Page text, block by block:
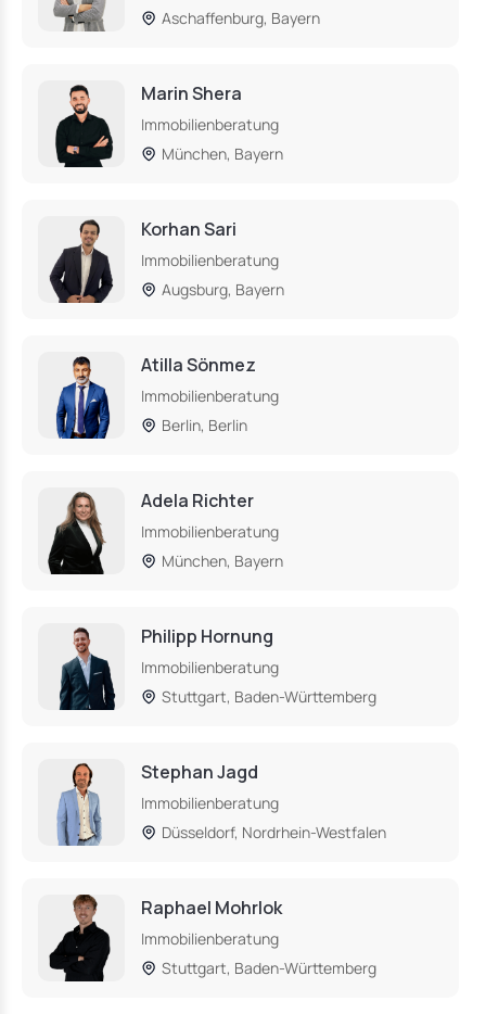
Aschaffenburg, Bayern
Marin Shera
Immobilienberatung
München, Bayern
Korhan Sari
Immobilienberatung
Augsburg, Bayern
Atilla Sönmez
Immobilienberatung
Berlin, Berlin
Adela Richter
Immobilienberatung
München, Bayern
Philipp Hornung
Immobilienberatung
Stuttgart, Baden-Württemberg
Stephan Jagd
Immobilienberatung
Düsseldorf, Nordrhein-Westfalen
Raphael Mohrlok
Immobilienberatung
Stuttgart, Baden-Württemberg